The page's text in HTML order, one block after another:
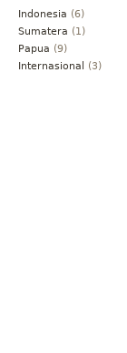
Indonesia (6)
Sumatera (1)
Papua (9)
Internasional
(3)